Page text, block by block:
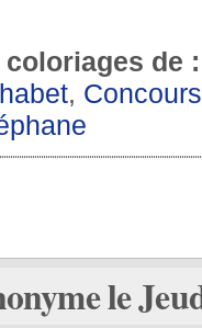
coloriages de
,
le